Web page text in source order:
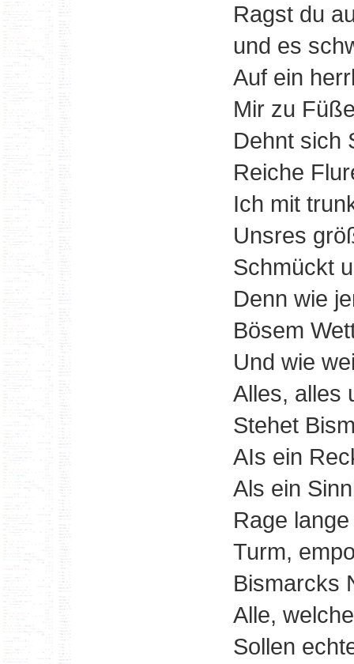
Ragst du
und es
Auf ein
Mir zu
Dehnt sich
Reiche
Ich mit
Unsres
Schmückt
Denn wie
Bösem
Und wie
Alles, alles
Stehet
AIs ein
Als ein
Rage
Turm,
Bismarcks
Alle,
Sollen